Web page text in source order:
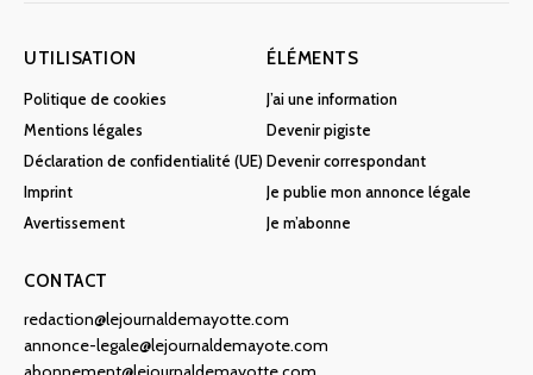
UTILISATION
Politique de cookies
Mentions légales
Déclaration de confidentialité (UE)
Imprint
Avertissement
ÉLÉMENTS
J’ai une information
Devenir pigiste
Devenir correspondant
Je publie mon annonce légale
Je m’abonne
CONTACT
redaction@lejournaldemayotte.com
annonce-legale@lejournaldemayote.com